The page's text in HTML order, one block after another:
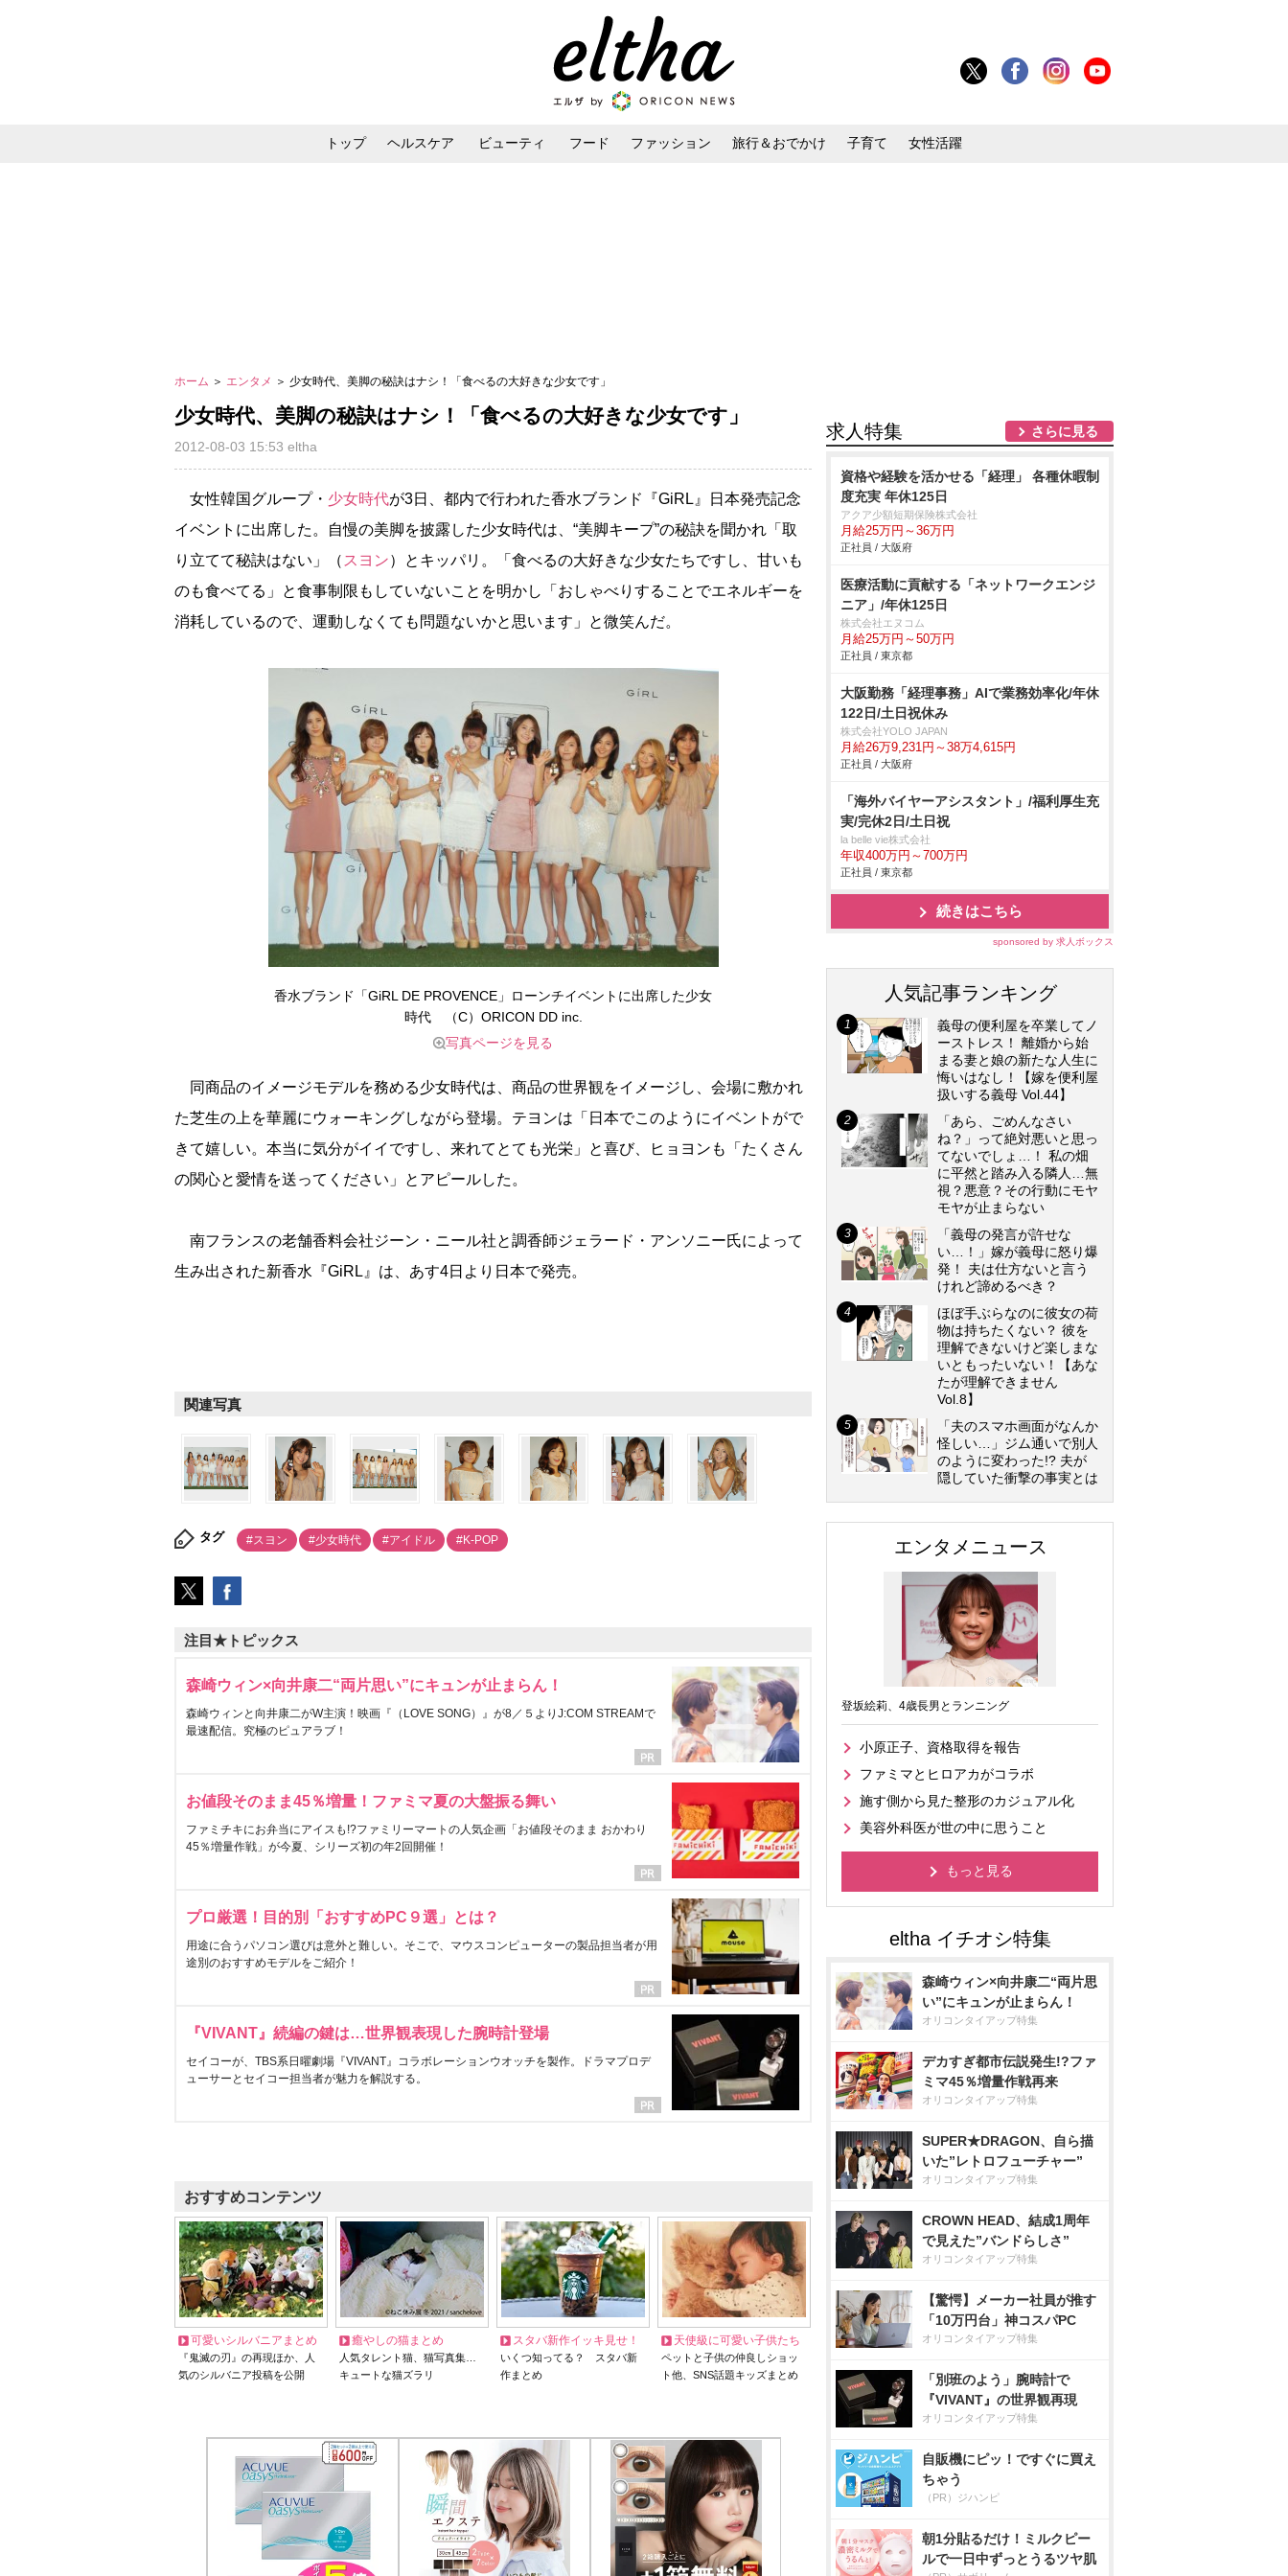
トップ ヘルスケア ビューティ フード ファッション 旅行＆おでかけ 子育て 女性活躍
ホーム ＞ エンタメ ＞ 少女時代、美脚の秘訣はナシ！「食べるの大好きな少女です」
少女時代、美脚の秘訣はナシ！「食べるの大好きな少女です」
2012-08-03 15:53 eltha
女性韓国グループ・ 少女時代が3日、都内で行われた香水ブランド『GiRL』日本発売記念
イベントに出席した。自慢の美脚を披露した少女時代は、“美脚キープ”の秘訣を聞かれ「取
り立てて秘訣はない」（ スヨン）とキッパリ。「食べるの大好きな少女たちですし、甘いも
のも食べてる」と食事制限もしていないことを明かし「おしゃべりすることでエネルギーを
消耗しているので、運動しなくても問題ないかと思います」と微笑んだ。
香水ブランド「GiRL DE PROVENCE」ローンチイベントに出席した少女
時代 （C）ORICON DD inc.
写真ページを見る
同商品のイメージモデルを務める少女時代は、商品の世界観をイメージし、会場に敷かれ
た芝生の上を華麗にウォーキングしながら登場。テヨンは「日本でこのようにイベントがで
きて嬉しい。本当に気分がイイですし、来れてとても光栄」と喜び、ヒョヨンも「たくさん
の関心と愛情を送ってください」とアピールした。
南フランスの老舗香料会社ジーン・ニール社と調香師ジェラード・アンソニー氏によって
生み出された新香水『GiRL』は、あす4日より日本で発売。
関連写真
タグ #スヨン #少女時代 #アイドル #K-POP
注目★トピックス
森崎ウィン×向井康二“両片思い”にキュンが止まらん！
森崎ウィンと向井康二がW主演！映画『（LOVE SONG）』が8／５よりJ:COM STREAMで
最速配信。究極のピュアラブ！
お値段そのまま45％増量！ファミマ夏の大盤振る舞い
ファミチキにお弁当にアイスも!?ファミリーマートの人気企画「お値段そのまま おかわり
45％増量作戦」が今夏、シリーズ初の年2回開催！
プロ厳選！目的別「おすすめPC９選」とは？
用途に合うパソコン選びは意外と難しい。そこで、マウスコンピューターの製品担当者が用
途別のおすすめモデルをご紹介！
『VIVANT』続編の鍵は…世界観表現した腕時計登場
セイコーが、TBS系日曜劇場『VIVANT』コラボレーションウオッチを製作。ドラマプロデ
ューサーとセイコー担当者が魅力を解説する。
おすすめコンテンツ
可愛いシルバニアまとめ
『鬼滅の刃』の再現ほか、人
気のシルバニア投稿を公開
癒やしの猫まとめ
人気タレント猫、猫写真集…
キュートな猫ズラリ
スタバ新作イッキ見せ！
いくつ知ってる？ スタバ新
作まとめ
天使級に可愛い子供たち
ペットと子供の仲良しショッ
ト他、SNS話題キッズまとめ
求人特集 さらに見る
資格や経験を活かせる「経理」 各種休暇制
度充実 年休125日
アクア少額短期保険株式会社
月給25万円～36万円
正社員 / 大阪府
医療活動に貢献する「ネットワークエンジ
ニア」/年休125日
株式会社エヌコム
月給25万円～50万円
正社員 / 東京都
大阪勤務「経理事務」AIで業務効率化/年休
122日/土日祝休み
株式会社YOLO JAPAN
月給26万9,231円～38万4,615円
正社員 / 大阪府
「海外バイヤーアシスタント」/福利厚生充
実/完休2日/土日祝
la belle vie株式会社
年収400万円～700万円
正社員 / 東京都
続きはこちら
sponsored by 求人ボックス
人気記事ランキング
義母の便利屋を卒業してノ
ーストレス！ 離婚から始
まる妻と娘の新たな人生に
悔いはなし！【嫁を便利屋
扱いする義母 Vol.44】
「あら、ごめんなさい
ね？」って絶対悪いと思っ
てないでしょ…！ 私の畑
に平然と踏み入る隣人…無
視？悪意？その行動にモヤ
モヤが止まらない
「義母の発言が許せな
い…！」嫁が義母に怒り爆
発！ 夫は仕方ないと言う
けれど諦めるべき？
ほぼ手ぶらなのに彼女の荷
物は持ちたくない？ 彼を
理解できないけど楽しまな
いともったいない！【あな
たが理解できません
Vol.8】
「夫のスマホ画面がなんか
怪しい…」ジム通いで別人
のように変わった!? 夫が
隠していた衝撃の事実とは
エンタメニュース
登坂絵莉、4歳長男とランニング
小原正子、資格取得を報告
ファミマとヒロアカがコラボ
施す側から見た整形のカジュアル化
美容外科医が世の中に思うこと
もっと見る
森崎ウィン×向井康二“両片思
い”にキュンが止まらん！
オリコンタイアップ特集
デカすぎ都市伝説発生!?ファ
ミマ45％増量作戦再来
オリコンタイアップ特集
SUPER★DRAGON、自ら描
いた”レトロフューチャー”
オリコンタイアップ特集
CROWN HEAD、結成1周年
で見えた”バンドらしさ”
オリコンタイアップ特集
【驚愕】メーカー社員が推す
「10万円台」神コスパPC
オリコンタイアップ特集
「別班のよう」腕時計で
『VIVANT』の世界観再現
オリコンタイアップ特集
自販機にピッ！ですぐに買え
ちゃう
（PR）ジハンピ
朝1分貼るだけ！ミルクピー
ルで一日中ずっとうるツヤ肌